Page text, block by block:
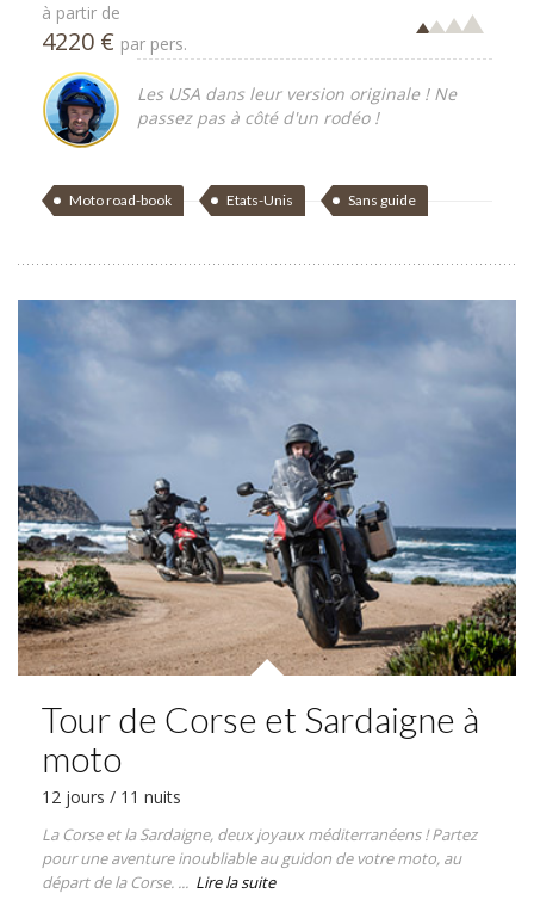
à partir de
4220 € par pers.
Les USA dans leur version originale ! Ne
passez pas à côté d'un rodéo !
Moto road-book Etats-Unis Sans guide
Tour de Corse et Sardaigne à
moto
12 jours / 11 nuits
La Corse et la Sardaigne, deux joyaux méditerranéens ! Partez
pour une aventure inoubliable au guidon de votre moto, au
départ de la Corse. ... Lire la suite